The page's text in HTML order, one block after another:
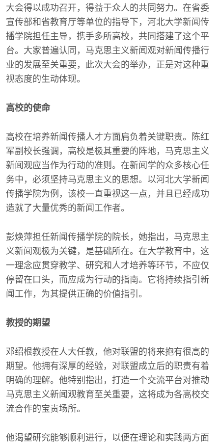
大会得以成功召开，得益于众人的共同努力。在省委
宣传部和省教育厅等单位的指导下，河北大学新闻传
播学院担任主导，携手多所高校，共同搭建了这个平
台。大家普遍认同，马克思主义新闻观对新闻传播行
业的发展至关重要，此次大会的举办，正是对这种重
视态度的生动体现。
高校的使命
高校在培养新闻传播人才方面肩负着关键职责。陈红
军副校长强调，高校是极其重要的阵地，马克思主义
新闻观应当作为行动的准则。在新闻学的众多核心任
务中，必须坚持马克思主义的思想。以河北大学新闻
传播学院为例，该校一直重视这一点，并且已经成功
造就了大量优秀的新闻工作者。
彭焕萍担任新闻传播学院的院长，她指出，马克思主
义新闻观极为关键，是基础所在。在大学教育中，这
一理念应贯穿教学、研究和人才培养等环节，不应仅
停留在口头，而应成为行动的指南。它将持续指引新
闻工作，为其提供正确的价值指引。
教授的期望
邓绍根教授在人大任教，他对联盟的将来抱有很高的
期望。他拥有深厚的经验，对联盟成立后的职责有着
明确的理解。他特别指出，打造一个交流平台对推动
马克思主义新闻观教育至关重要，这将成为各高校交
流合作的宝贵场所。
他渴望研究能够顺利进行，以便在理论和实践两方面